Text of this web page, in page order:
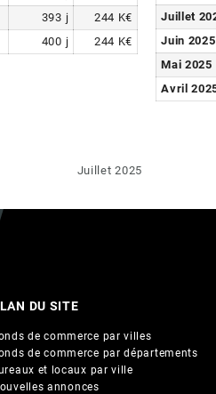
393 j 244 K€
400 j 244 K€
Juillet
Juin 2025
Mai 2025
Avril
Juillet 2025
DU SITE
de commerce par villes
de commerce par départements
et locaux par ville
annonces